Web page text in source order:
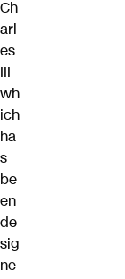
Ch
arl
es
III
wh
ich
ha
s
be
en
de
sig
ne